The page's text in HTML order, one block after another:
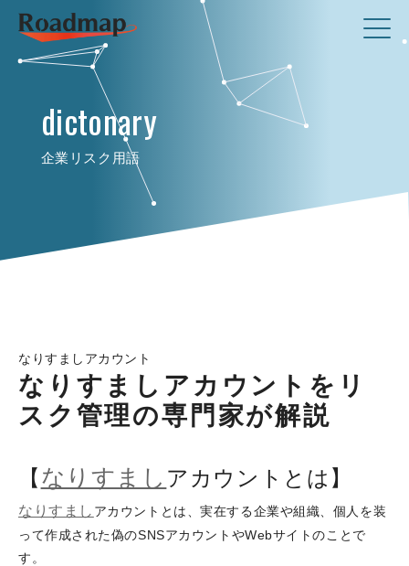
dictonary
企業リスク用語
なりすましアカウント
なりすましアカウントをリ
スク管理の専門家が解説
【 なりすまし アカウントとは】
なりすまし アカウントとは、実在する企業や組織、個人を装
って作成された偽のSNSアカウントやWebサイトのことで
す。